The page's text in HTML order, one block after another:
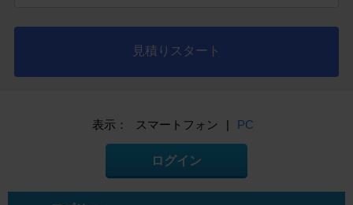
見積りスタート
表示： スマートフォン | PC
ログイン